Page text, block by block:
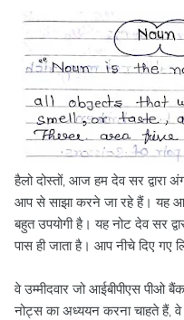
हैलो दोस्तों, आज हम देव सर द्वारा
आप से साझा करने जा रहे हैं। यह
बहुत उपयोगी है। यह नोट देव सर
पास ही जाता है। आप नीचे दिए
वे उम्मीदवार जो आईबीपीएस पीओ
नोट्स का अध्ययन करना चाहते हैं,